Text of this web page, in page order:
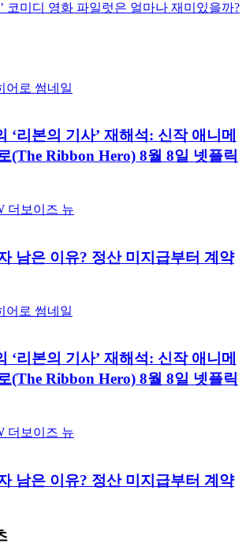
코미디 영화 파일럿은 얼마나 재미있을까?
‘리본의 기사’ 재해석: 신작 애니메
(The Ribbon Hero) 8월 8일 넷플릭
남은 이유? 정산 미지급부터 계약
‘리본의 기사’ 재해석: 신작 애니메
(The Ribbon Hero) 8월 8일 넷플릭
남은 이유? 정산 미지급부터 계약